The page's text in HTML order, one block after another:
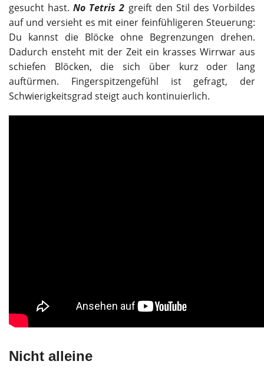
gesucht hast. No Tetris 2 greift den Stil des Vorbildes
auf und versieht es mit einer feinfühligeren Steuerung:
Du kannst die Blöcke ohne Begrenzungen drehen.
Dadurch ensteht mit der Zeit ein krasses Wirrwar aus
schiefen Blöcken, die sich über kurz oder lang
auftürmen. Fingerspitzengefühl ist gefragt, der
Schwierigkeitsgrad steigt auch kontinuierlich.
Nicht alleine